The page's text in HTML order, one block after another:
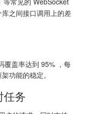
之间接口调用上的差
覆盖率达到 95% ，每
功能的稳定。
任务